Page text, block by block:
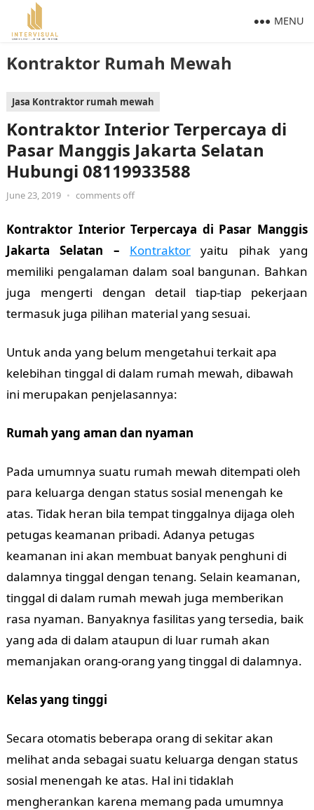
Kontraktor Rumah Mewah
MENU
Jasa Kontraktor rumah mewah
Kontraktor Interior Terpercaya di
Pasar Manggis Jakarta Selatan
Hubungi 08119933588
June 23, 2019 • comments off
Kontraktor Interior Terpercaya di Pasar Manggis
Jakarta Selatan – Kontraktor yaitu pihak yang
memiliki pengalaman dalam soal bangunan. Bahkan
juga mengerti dengan detail tiap-tiap pekerjaan
termasuk juga pilihan material yang sesuai.
Untuk anda yang belum mengetahui terkait apa
kelebihan tinggal di dalam rumah mewah, dibawah
ini merupakan penjelasannya:
Rumah yang aman dan nyaman
Pada umumnya suatu rumah mewah ditempati oleh
para keluarga dengan status sosial menengah ke
atas. Tidak heran bila tempat tinggalnya dijaga oleh
petugas keamanan pribadi. Adanya petugas
keamanan ini akan membuat banyak penghuni di
dalamnya tinggal dengan tenang. Selain keamanan,
tinggal di dalam rumah mewah juga memberikan
rasa nyaman. Banyaknya fasilitas yang tersedia, baik
yang ada di dalam ataupun di luar rumah akan
memanjakan orang-orang yang tinggal di dalamnya.
Kelas yang tinggi
Secara otomatis beberapa orang di sekitar akan
melihat anda sebagai suatu keluarga dengan status
sosial menengah ke atas. Hal ini tidaklah
mengherankan karena memang pada umumnya